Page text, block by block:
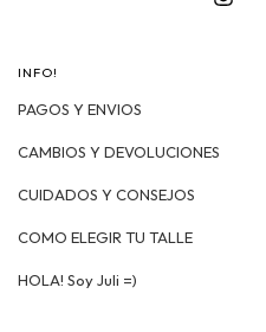
INFO!
PAGOS Y ENVIOS
CAMBIOS Y DEVOLUCIONES
CUIDADOS Y CONSEJOS
COMO ELEGIR TU TALLE
HOLA! Soy Juli =)